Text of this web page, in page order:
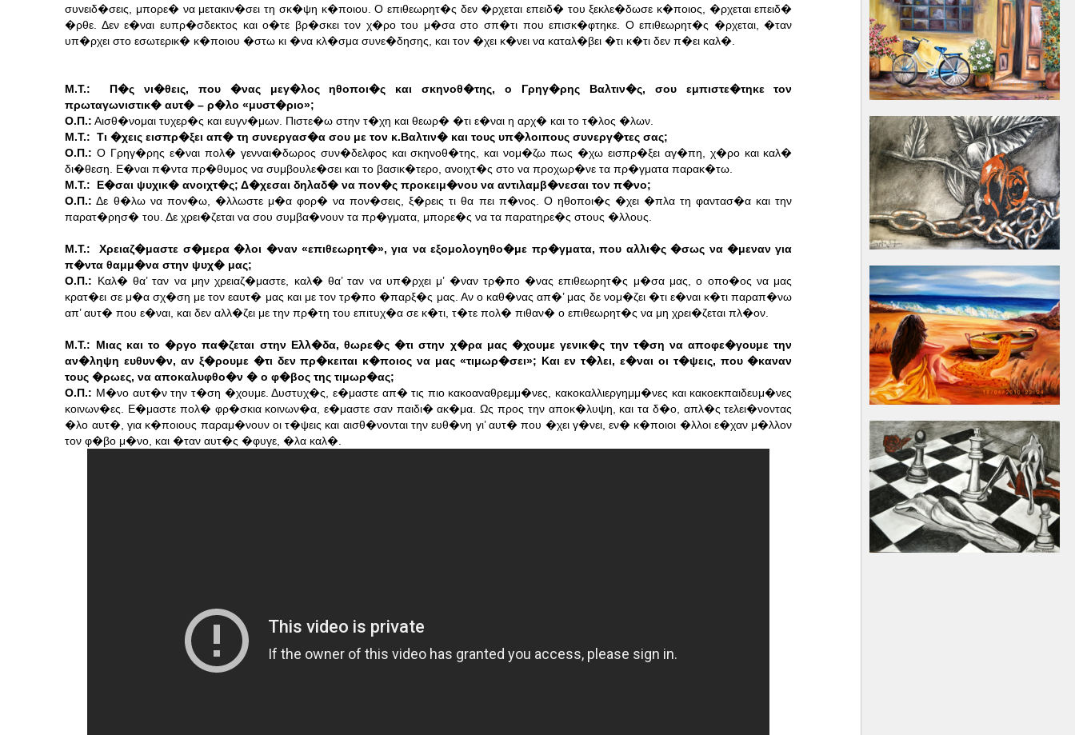
συνειδ�σεις, μπορε� να μετακιν�σει τη σκ�ψη κ�ποιου. Ο επιθεωρητ�ς δεν �ρχεται επειδ� του ξεκλε�δωσε κ�ποιος, �ρχεται επειδ�
�ρθε. Δεν ε�ναι ευπρ�σδεκτος και ο�τε βρ�σκει τον χ�ρο του μ�σα στο σπ�τι που επισκ�φτηκε. Ο επιθεωρητ�ς �ρχεται, �ταν
υπ�ρχει στο εσωτερικ� κ�ποιου �στω κι �να κλ�σμα συνε�δησης, και τον �χει κ�νει να καταλ�βει �τι κ�τι δεν π�ει καλ�.
Μ.Τ.: Π�ς νι�θεις, που �νας μεγ�λος ηθοποι�ς και σκηνοθ�της, ο Γρηγ�ρης Βαλτιν�ς, σου εμπιστε�τηκε τον
πρωταγωνιστικ� αυτ� – ρ�λο «μυστ�ριο»;
Ο.Π.: Αισθ�νομαι τυχερ�ς και ευγν�μων. Πιστε�ω στην τ�χη και θεωρ� �τι ε�ναι η αρχ� και το τ�λος �λων.
Μ.Τ.: Τι �χεις εισπρ�ξει απ� τη συνεργασ�α σου με τον κ.Βαλτιν� και τους υπ�λοιπους συνεργ�τες σας;
Ο.Π.:Ο Γρηγ�ρης ε�ναι πολ� γενναι�δωρος συν�δελφος και σκηνοθ�της, και νομ�ζω πως �χω εισπρ�ξει αγ�πη, χ�ρο και καλ�
δι�θεση. Ε�ναι π�ντα πρ�θυμος να συμβουλε�σει και το βασικ�τερο, ανοιχτ�ς στο να προχωρ�νε τα πρ�γματα παρακ�τω.
Μ.Τ.: Ε�σαι ψυχικ� ανοιχτ�ς; Δ�χεσαι δηλαδ� να πον�ς προκειμ�νου να αντιλαμβ�νεσαι τον π�νο;
Ο.Π.: Δε θ�λω να πον�ω, �λλωστε μ�α φορ� να πον�σεις, ξ�ρεις τι θα πει π�νος. Ο ηθοποι�ς �χει �πλα τη φαντασ�α και την
παρατ�ρησ� του. Δε χρει�ζεται να σου συμβα�νουν τα πρ�γματα, μπορε�ς να τα παρατηρε�ς στους �λλους.
Μ.Τ.: Χρειαζ�μαστε σ�μερα �λοι �ναν «επιθεωρητ�», για να εξομολογηθο�με πρ�γματα, που αλλι�ς �σως να �μεναν για
π�ντα θαμμ�να στην ψυχ� μας;
Ο.Π.: Καλ� θα’ ταν να μην χρειαζ�μαστε, καλ� θα’ ταν να υπ�ρχει μ’ �ναν τρ�πο �νας επιθεωρητ�ς μ�σα μας, ο οπο�ος να μας
κρατ�ει σε μ�α σχ�ση με τον εαυτ� μας και με τον τρ�πο �παρξ�ς μας. Αν ο καθ�νας απ�’ μας δε νομ�ζει �τι ε�ναι κ�τι παραπ�νω
απ’ αυτ� που ε�ναι, και δεν αλλ�ζει με την πρ�τη του επιτυχ�α σε κ�τι, τ�τε πολ� πιθαν� ο επιθεωρητ�ς να μη χρει�ζεται πλ�ον.
Μ.Τ.: Μιας και το �ργο πα�ζεται στην Ελλ�δα, θωρε�ς �τι στην χ�ρα μας �χουμε γενικ�ς την τ�ση να αποφε�γουμε την
αν�ληψη ευθυν�ν, αν ξ�ρουμε �τι δεν πρ�κειται κ�ποιος να μας «τιμωρ�σει»; Και εν τ�λει, ε�ναι οι τ�ψεις, που �καναν
τους �ρωες, να αποκαλυφθο�ν � ο φ�βος της τιμωρ�ας;
Ο.Π.: Μ�νο αυτ�ν την τ�ση �χουμε. Δυστυχ�ς, ε�μαστε απ� τις πιο κακοαναθρεμμ�νες, κακοκαλλιεργημμ�νες και κακοεκπαιδευμ�νες
κοινων�ες. Ε�μαστε πολ� φρ�σκια κοινων�α, ε�μαστε σαν παιδι� ακ�μα. Ως προς την αποκ�λυψη, και τα δ�ο, απλ�ς τελει�νοντας
�λο αυτ�, για κ�ποιους παραμ�νουν οι τ�ψεις και αισθ�νονται την ευθ�νη γι’ αυτ� που �χει γ�νει, εν� κ�ποιοι �λλοι ε�χαν μ�λλον
τον φ�βο μ�νο, και �ταν αυτ�ς �φυγε, �λα καλ�.